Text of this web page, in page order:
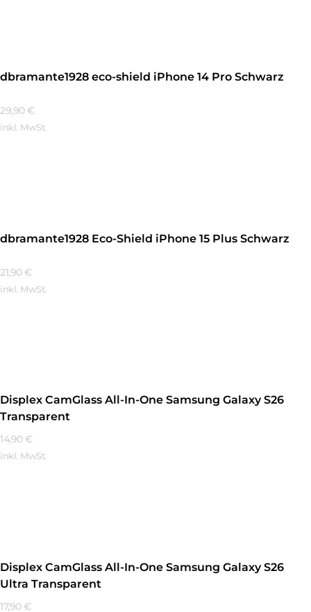
dbramante1928 eco-shield iPhone 14 Pro Schwarz
29,90 €
inkl. MwSt.
dbramante1928 Eco-Shield iPhone 15 Plus Schwarz
21,90 €
inkl. MwSt.
Displex CamGlass All-In-One Samsung Galaxy S26
Transparent
14,90 €
inkl. MwSt.
Displex CamGlass All-In-One Samsung Galaxy S26
Ultra Transparent
17,90 €